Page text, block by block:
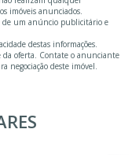
imóveis anunciados.
de um anúncio publicitário e
destas informações.
da oferta. Contate o anunciante
negociação deste imóvel.